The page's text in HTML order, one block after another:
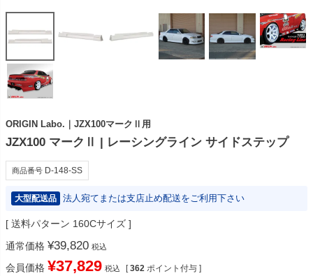
ORIGIN Labo.｜JZX100マークⅡ用
JZX100 マークⅡ | レーシングライン サイドステップ
商品番号 D-148-SS
大型配送品 法人宛てまたは支店止め配送をご利用下さい
送料パターン 160Cサイズ
通常価格 ¥39,820 税込
会員価格 ¥37,829 税込 [ 362 ポイント付与 ]